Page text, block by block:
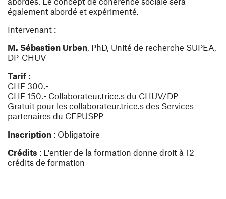
également abordé et expérimenté.
Intervenant :
M. Sébastien Urben, PhD, Unité de recherche SUPEA,
DP-CHUV
Tarif :
CHF 300.-
CHF 150.- Collaborateur.trice.s du CHUV/DP
Gratuit pour les collaborateur.trice.s des Services
partenaires du CEPUSPP
Inscription : Obligatoire
Crédits : L'entier de la formation donne droit à 12
crédits de formation